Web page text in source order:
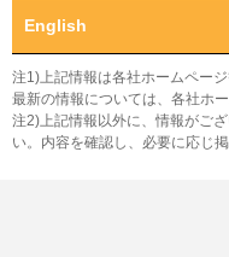
English
注1)上記情報は各社ホームペー
最新の情報については、各社ホ
注2)上記情報以外に、情報がご
い。内容を確認し、必要に応じ